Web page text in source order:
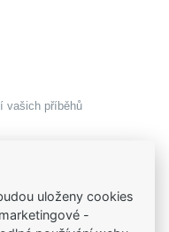
vašich příběhů
tisíců šperků
uloženy cookies
-